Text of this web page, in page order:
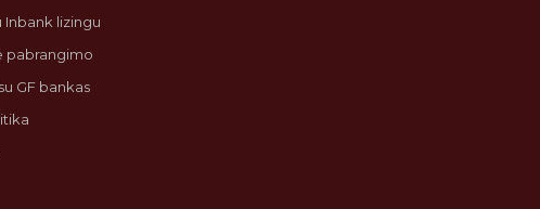
Inbank lizingu
pabrangimo
GF bankas